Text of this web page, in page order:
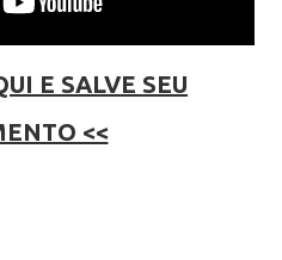
E SALVE SEU
<<